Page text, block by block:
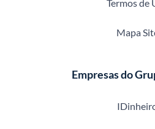
Termos de
Mapa
Empresas do